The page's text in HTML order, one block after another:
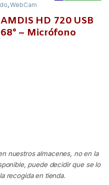
,WebCam
HD 720 USB
– Micrófono
nuestros almacenes, no en la
puede decidir que se lo
recogida en tienda.